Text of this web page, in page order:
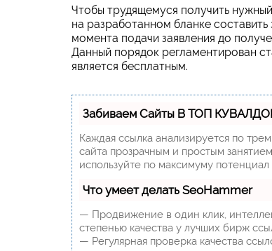
Чтобы трудящемуся получить
на разработанном бланке
момента подачи заявления до
Данный порядок регламентирован
является бесплатным.
Забиваем Сайты В ТОП
Каждая ссылка анализируется по
сайта прозрачным и простым
используйте по максимуму
Что умеет делать SeoHammer
— Продвижение в один клик,
степенью качества у лучших бирж
— Регулярная проверка качества